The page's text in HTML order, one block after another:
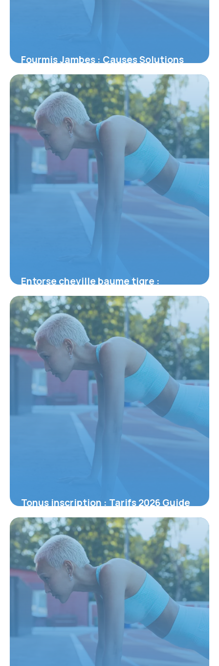
Fourmis Jambes : Causes Solutions
2026
3 juillet 2026
Entorse cheville baume tigre :
Efficacité prouvée
2 juillet 2026
Tonus inscription : Tarifs 2026 Guide
1 juillet 2026